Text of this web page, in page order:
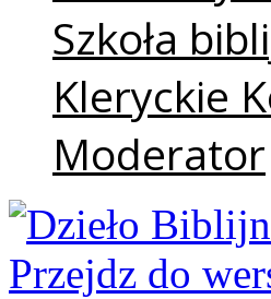
Szkoła
Kleryckie
Moderator
Przejdz do